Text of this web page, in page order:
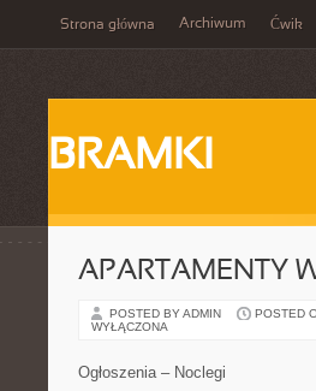
Strona główna Archiwum Ćwik
BRAMKI
APARTAMENTY
POSTED BY ADMIN POSTED
WYŁĄCZONA
Ogłoszenia – Noclegi